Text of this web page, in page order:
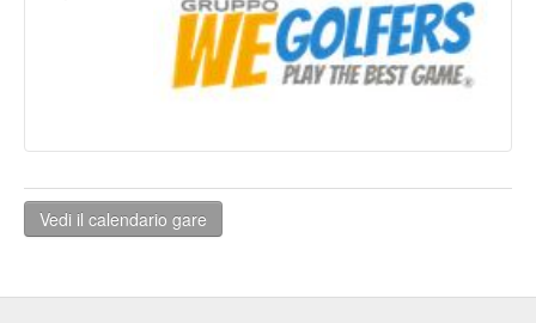
Vedi il calendario gare